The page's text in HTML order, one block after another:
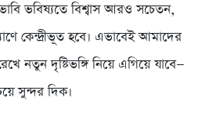
ভবিষ্যতে বিশ্বাস আরও সচেতন,
কেন্দ্রীভূত হবে। এভাবেই আমাদের
নতুন দৃষ্টিভঙ্গি নিয়ে এগিয়ে যাবে—
সুন্দর দিক।